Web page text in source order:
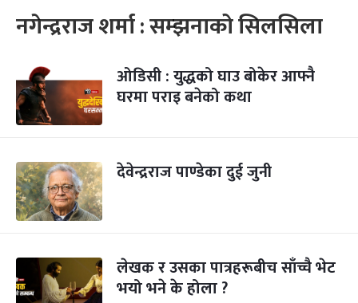
नगेन्द्रराज शर्मा : सम्झनाको सिलसिला
ओडिसी : युद्धको घाउ बोकेर आफ्नै
घरमा पराइ बनेको कथा
देवेन्द्रराज पाण्डेका दुई जुनी
लेखक र उसका पात्रहरूबीच साँच्चै भेट
भयो भने के होला ?